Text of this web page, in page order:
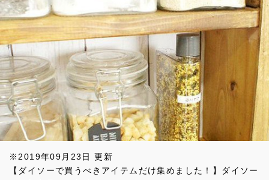
※2019年09月23日 更新
【ダイソーで買うべきアイテムだけ集めました！】ダイソー